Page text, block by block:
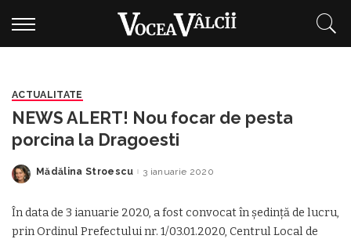
ACTUALITATE
NEWS ALERT! Nou focar de pesta
porcina la Dragoesti
Posted
Mădălina Stroescu 3 ianuarie 2020
În data de 3 ianuarie 2020, a fost convocat în ședință de lucru,
prin Ordinul Prefectului nr. 1/03.01.2020, Centrul Local de